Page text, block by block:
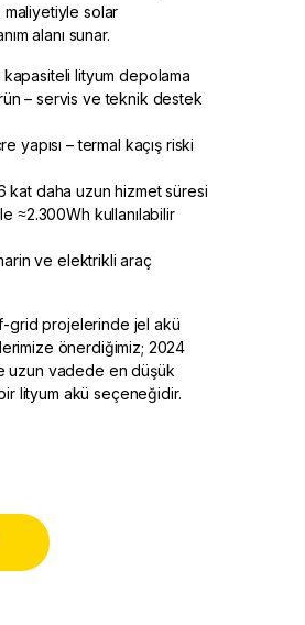
solar
alanı sunar.
lityum depolama
– servis ve teknik destek
yapısı – termal kaçış riski
kat daha uzun hizmet süresi
≈2.300Wh kullanılabilir
ve elektrikli araç
grid projelerinde jel akü
önerdiğimiz; 2024
uzun vadede en düşük
lityum akü seçeneğidir.